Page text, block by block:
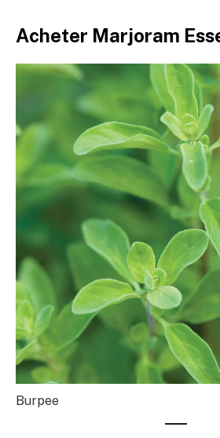
Acheter Marjoram
Burpee